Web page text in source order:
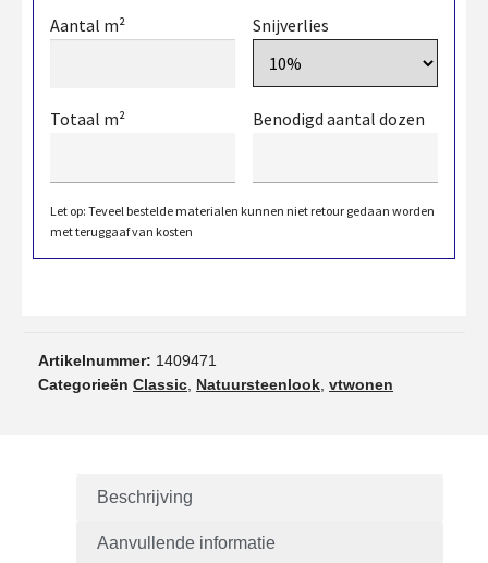
Aantal m² Snijverlies
Totaal m² Benodigd aantal dozen
Let op: Teveel bestelde materialen kunnen niet retour gedaan worden
met teruggaaf van kosten
Artikelnummer: 1409471
Categorieën Classic Natuursteenlook vtwonen
Beschrijving
Aanvullende informatie